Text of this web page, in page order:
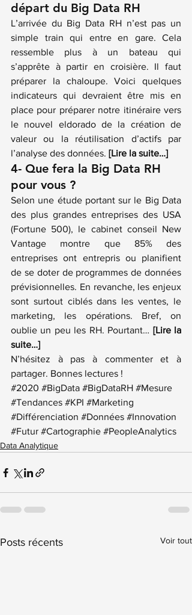
départ du Big Data RH
L’arrivée du Big Data RH n’est pas un
simple train qui entre en gare. Cela
ressemble plus à un bateau qui
s’apprête à partir en croisière. Il faut
préparer la chaloupe. Voici quelques
indicateurs qui devraient être mis en
place pour préparer notre itinéraire vers
le nouvel eldorado de la création de
valeur ou la réutilisation d’actifs par
l’analyse des données. [Lire la suite…]
4- Que fera la Big Data RH
pour vous ?
Selon une étude portant sur le Big Data
des plus grandes entreprises des USA
(Fortune 500), le cabinet conseil New
Vantage montre que 85% des
entreprises ont entrepris ou planifient
de se doter de programmes de données
prévisionnelles. En revanche, les enjeux
sont surtout ciblés dans les ventes, le
marketing, les opérations. Bref, on
oublie un peu les RH. Pourtant… [Lire la
suite…]
N’hésitez à pas à commenter et à
partager. Bonnes lectures !
#2020 #BigData #BigDataRH #Mesure
#Tendances #KPI #Marketing
#Différenciation #Données #Innovation
#Futur #Cartographie #PeopleAnalytics
Data Analytique
Posts récents Voir tout